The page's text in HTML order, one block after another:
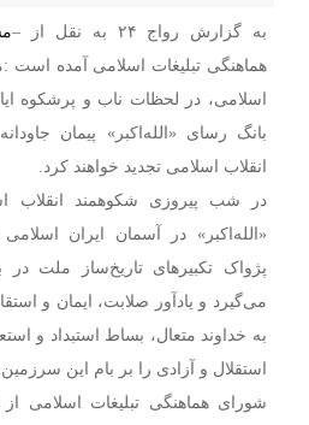
به گزارش رواج ۲۴ به نقل از –
هماهنگی تبلیغات اسلامی آمده است
اسلامی، در لحظات ناب و پرشکوه
بانگ رسای «الله‌اکبر» پیمان
انقلاب اسلامی تجدید خواهند کرد.
در شب پیروزی شکوهمند انقلاب
«الله‌اکبر» در آسمان ایران
می‌گیرد و یادآور صلابت، ایمان و
به خداوند متعال، بساط استبداد و
استقلال و آزادی را بر بام این
شورای هماهنگی تبلیغات اسلامی